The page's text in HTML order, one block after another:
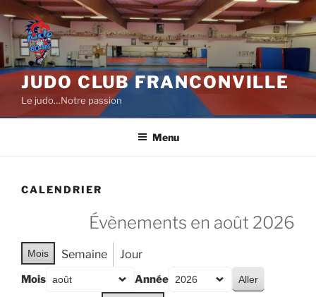
Aller
au
contenu
principal
JUDO CLUB FRANCONVILLE
Le judo…Notre passion
Menu
CALENDRIER
Évènements en août 2026
Mois Semaine Jour
Mois Année